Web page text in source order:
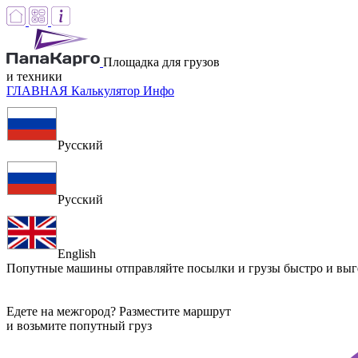
Площадка для грузов
и техники
ГЛАВНАЯ Калькулятор Инфо
Русский
Русский
English
Попутные машины отправляйте посылки и грузы быстро и
Едете на межгород? Разместите маршрут
и возьмите попутный груз